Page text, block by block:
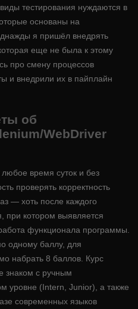
тестирования нуждаются в
основаны на
я пришёл внедрять
еще не была к этому
про смену процессов
и внедрили их в пайплайн
об
WebDriver
любое время суток и без
проверять корректность
— хоть после каждого
при котором выявляется
функционала программы.
одному баллу, для
набрать 8 баллов. Курс
знаком с ручным
уровне (Intern, Junior), а также
современных языков